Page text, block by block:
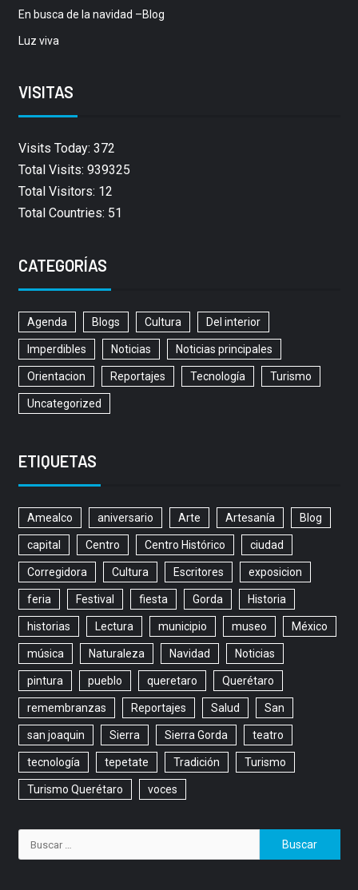
En busca de la navidad –Blog
Luz viva
VISITAS
Visits Today: 372
Total Visits: 939325
Total Visitors: 12
Total Countries: 51
CATEGORÍAS
Agenda Blogs Cultura Del interior
Imperdibles Noticias Noticias principales
Orientacion Reportajes Tecnología Turismo
Uncategorized
ETIQUETAS
Amealco aniversario Arte Artesanía Blog
capital Centro Centro Histórico ciudad
Corregidora Cultura Escritores exposicion
feria Festival fiesta Gorda Historia
historias Lectura municipio museo México
música Naturaleza Navidad Noticias
pintura pueblo queretaro Querétaro
remembranzas Reportajes Salud San
san joaquin Sierra Sierra Gorda teatro
tecnología tepetate Tradición Turismo
Turismo Querétaro voces